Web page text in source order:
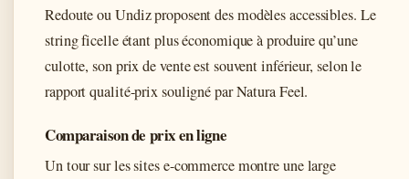
Redoute ou Undiz proposent des modèles accessibles. Le
string ficelle étant plus économique à produire qu’une
culotte, son prix de vente est souvent inférieur, selon le
rapport qualité-prix souligné par Natura Feel.
Comparaison de prix en ligne
Un tour sur les sites e-commerce montre une large